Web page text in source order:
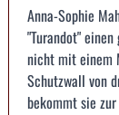
Anna-Sophie
"Turandot"
nicht mit einem
Schutzwall von
bekommt sie